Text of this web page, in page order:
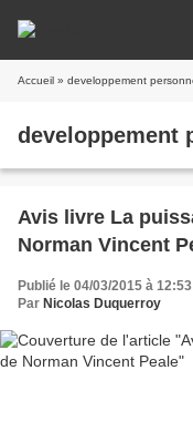
Accueil » developpement
developpement
Avis livre La
Norman Vincent
Publié le 04/03/2015 à 12:53
Par Nicolas Duquerroy